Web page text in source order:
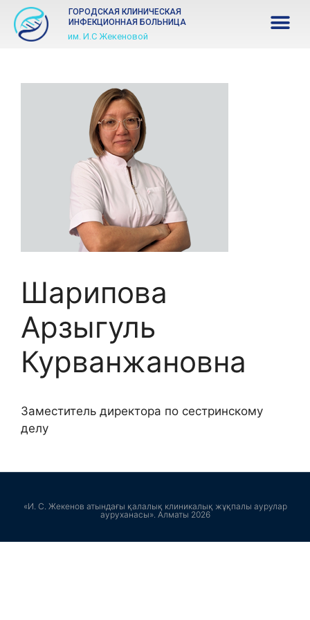
ГОРОДСКАЯ КЛИНИЧЕСКАЯ
ИНФЕКЦИОННАЯ БОЛЬНИЦА
им. И.С Жекеновой
Шарипова
Арзыгуль
Курванжановна
Заместитель директора по сестринскому
делу
«И. С. Жекенов атындағы қалалық клиникалық жұқпалы аурулар
ауруханасы». Алматы 2026